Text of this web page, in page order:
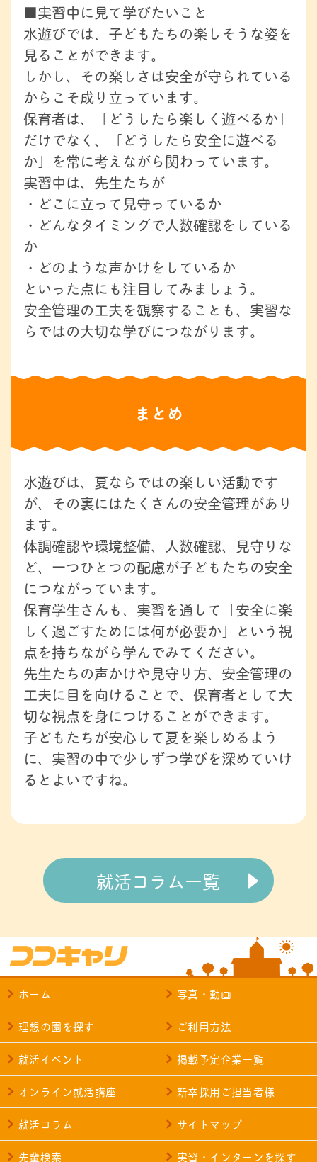
■実習中に見て学びたいこと
水遊びでは、子どもたちの楽しそうな姿を
見ることができます。
しかし、その楽しさは安全が守られている
からこそ成り立っています。
保育者は、「どうしたら楽しく遊べるか」
だけでなく、「どうしたら安全に遊べる
か」を常に考えながら関わっています。
実習中は、先生たちが
・どこに立って見守っているか
・どんなタイミングで人数確認をしている
か
・どのような声かけをしているか
といった点にも注目してみましょう。
安全管理の工夫を観察することも、実習な
らではの大切な学びにつながります。
まとめ
水遊びは、夏ならではの楽しい活動です
が、その裏にはたくさんの安全管理があり
ます。
体調確認や環境整備、人数確認、見守りな
ど、一つひとつの配慮が子どもたちの安全
につながっています。
保育学生さんも、実習を通して「安全に楽
しく過ごすためには何が必要か」という視
点を持ちながら学んでみてください。
先生たちの声かけや見守り方、安全管理の
工夫に目を向けることで、保育者として大
切な視点を身につけることができます。
子どもたちが安心して夏を楽しめるよう
に、実習の中で少しずつ学びを深めていけ
るとよいですね。
就活コラム一覧
ホーム
理想の園を探す
就活イベント
オンライン就活講座
就活コラム
先輩検索
写真・動画
ご利用方法
掲載予定企業一覧
新卒採用ご担当者様
サイトマップ
実習・インターンを探す